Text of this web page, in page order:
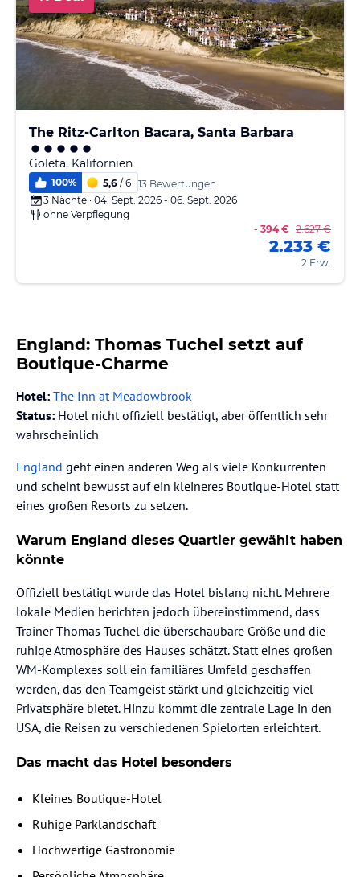
The Ritz-Carlton Bacara, Santa Barbara
Goleta, Kalifornien
100% 5,6 / 6 13 Bewertungen
3 Nächte · 04. Sept. 2026 - 06. Sept. 2026
ohne Verpflegung
- 394 € 2.627 €
2.233 €
2 Erw.
England: Thomas Tuchel setzt auf
Boutique-Charme
Hotel: The Inn at Meadowbrook
Status: Hotel nicht offiziell bestätigt, aber öffentlich sehr
wahrscheinlich
England geht einen anderen Weg als viele Konkurrenten
und scheint bewusst auf ein kleineres Boutique-Hotel statt
eines großen Resorts zu setzen.
Warum England dieses Quartier gewählt haben
könnte
Offiziell bestätigt wurde das Hotel bislang nicht. Mehrere
lokale Medien berichten jedoch übereinstimmend, dass
Trainer Thomas Tuchel die überschaubare Größe und die
ruhige Atmosphäre des Hauses schätzt. Statt eines großen
WM-Komplexes soll ein familiäres Umfeld geschaffen
werden, das den Teamgeist stärkt und gleichzeitig viel
Privatsphäre bietet. Hinzu kommt die zentrale Lage in den
USA, die Reisen zu verschiedenen Spielorten erleichtert.
Das macht das Hotel besonders
Kleines Boutique-Hotel
Ruhige Parklandschaft
Hochwertige Gastronomie